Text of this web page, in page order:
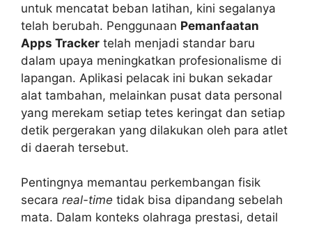
untuk mencatat beban latihan, kini segalanya
telah berubah. Penggunaan Pemanfaatan
Apps Tracker telah menjadi standar baru
dalam upaya meningkatkan profesionalisme di
lapangan. Aplikasi pelacak ini bukan sekadar
alat tambahan, melainkan pusat data personal
yang merekam setiap tetes keringat dan setiap
detik pergerakan yang dilakukan oleh para atlet
di daerah tersebut.
Pentingnya memantau perkembangan fisik
secara real-time tidak bisa dipandang sebelah
mata. Dalam konteks olahraga prestasi, detail